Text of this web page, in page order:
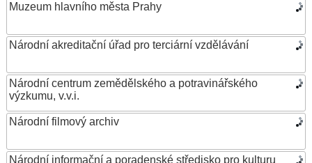
Muzeum hlavního města Prahy
Národní akreditační úřad pro terciární vzdělávání
Národní centrum zemědělského a potravinářského
výzkumu, v.v.i.
Národní filmový archiv
Národní informační a poradenské středisko pro kulturu